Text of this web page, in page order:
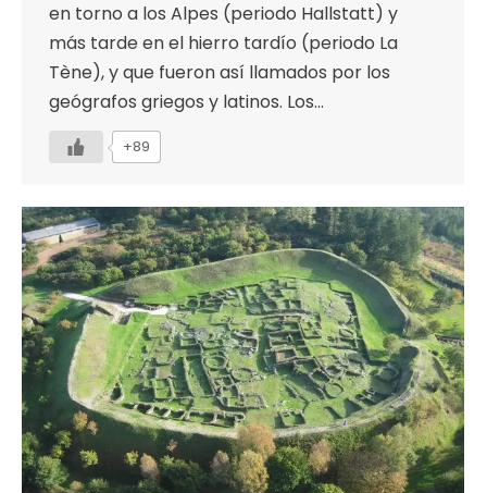
en torno a los Alpes (periodo Hallstatt) y
más tarde en el hierro tardío (periodo La
Tène), y que fueron así llamados por los
geógrafos griegos y latinos. Los…
+89